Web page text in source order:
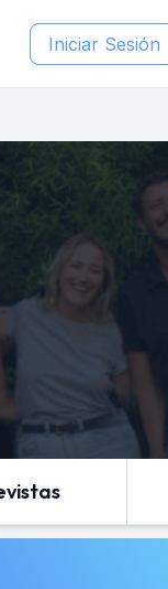
Iniciar Sesión